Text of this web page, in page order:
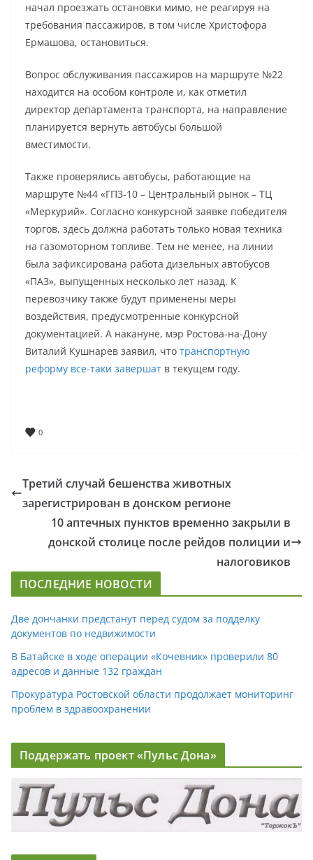
начал проезжать остановки мимо, не реагируя на
требования пассажиров, в том числе Христофора
Ермашова, остановиться.
Вопрос обслуживания пассажиров на маршруте №22
находится на особом контроле и, как отметил
директор департамента транспорта, на направление
планируется вернуть автобусы большой
вместимости.
Также проверялись автобусы, работающие на
маршруте №44 «ГПЗ-10 – Центральный рынок – ТЦ
«Меркурий». Согласно конкурсной заявке победителя
торгов, здесь должна работать только новая техника
на газомоторном топливе. Тем не менее, на линии
была зафиксирована работа дизельных автобусов
«ПАЗ», выпущенных несколько лет назад. К
перевозчику также будут применены меры
воздействия, предусмотренные конкурсной
документацией. А накануне, мэр Ростова-на-Дону
Виталий Кушнарев заявил, что транспортную
реформу все-таки завершат в текущем году.
0
Третий случай бешенства животных
зарегистрирован в донском регионе
10 аптечных пунктов временно закрыли в
донской столице после рейдов полиции и
налоговиков
ПОСЛЕДНИЕ НОВОСТИ
Две дончанки предстанут перед судом за подделку
документов по недвижимости
В Батайске в ходе операции «Кочевник» проверили 80
адресов и данные 132 граждан
Прокуратура Ростовской области продолжает мониторинг
проблем в здравоохранении
Поддержать проект «Пульс Дона»